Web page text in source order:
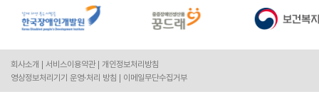
회사소개 서비스이용약관
개인정보처리방침
영상정보처리기기 운영·처리 방침
이메일무단수집거부